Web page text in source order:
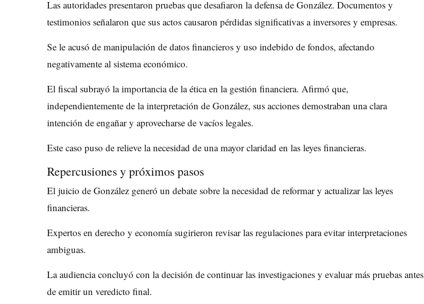
Las autoridades presentaron pruebas que desafiaron la defensa de González. Documentos y
testimonios señalaron que sus actos causaron pérdidas significativas a inversores y empresas.
Se le acusó de manipulación de datos financieros y uso indebido de fondos, afectando
negativamente al sistema económico.
El fiscal subrayó la importancia de la ética en la gestión financiera. Afirmó que,
independientemente de la interpretación de González, sus acciones demostraban una clara
intención de engañar y aprovecharse de vacíos legales.
Este caso puso de relieve la necesidad de una mayor claridad en las leyes financieras.
Repercusiones y próximos pasos
El juicio de González generó un debate sobre la necesidad de reformar y actualizar las leyes
financieras.
Expertos en derecho y economía sugirieron revisar las regulaciones para evitar interpretaciones
ambiguas.
La audiencia concluyó con la decisión de continuar las investigaciones y evaluar más pruebas antes
de emitir un veredicto final.